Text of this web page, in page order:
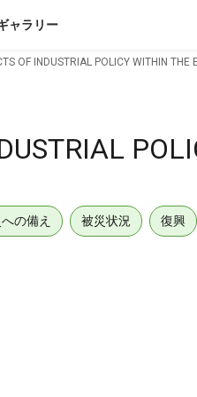
ャラリー
OF INDUSTRIAL POLICY WITHIN THE
の備え 被災状況 復興